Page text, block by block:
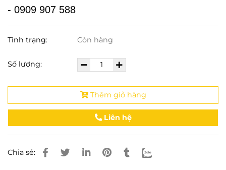
- 0909 907 588
Tình trạng: Còn hàng
Số lượng:
Thêm giỏ hàng
Liên hệ
Chia sẻ: